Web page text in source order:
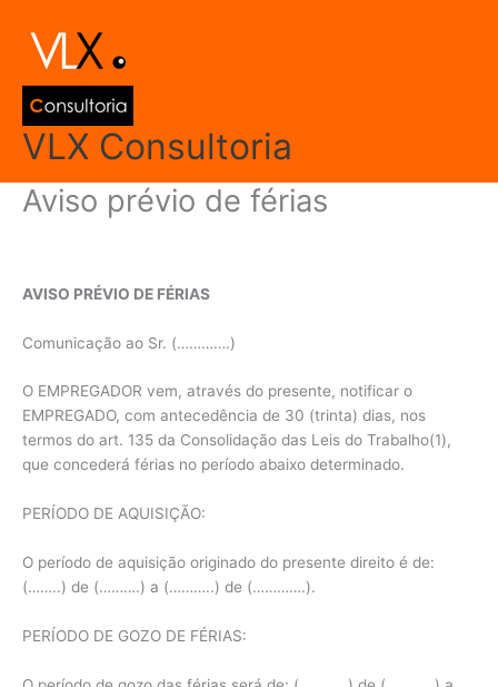
para
conteúdo
VLX Consultoria
Aviso prévio de férias
AVISO PRÉVIO DE FÉRIAS
Comunicação ao Sr. (………….)
O EMPREGADOR vem, através do presente, notificar o
EMPREGADO, com antecedência de 30 (trinta) dias, nos
termos do art. 135 da Consolidação das Leis do Trabalho(1),
que concederá férias no período abaixo determinado.
PERÍODO DE AQUISIÇÃO:
O período de aquisição originado do presente direito é de:
(……..) de (……….) a (………..) de (………….).
PERÍODO DE GOZO DE FÉRIAS: